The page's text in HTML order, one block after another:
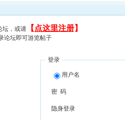
坛，或请【 点这里注册】
论坛即可游览帖子
登录
用户名
密 码
隐身登录